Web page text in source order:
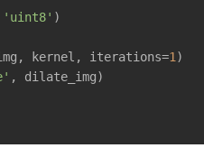
'uint8' )
kernel, iterations=1 )
, dilate_img)